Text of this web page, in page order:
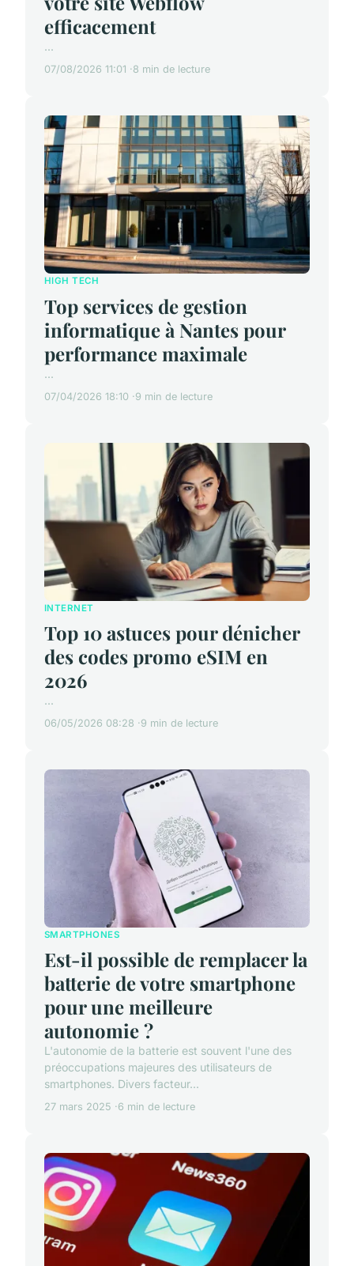
efficacement
...
07/08/2026 11:01 8 min de lecture
HIGH TECH
Top services de gestion
informatique à Nantes pour
performance maximale
...
07/04/2026 18:10 9 min de lecture
INTERNET
Top 10 astuces pour dénicher
des codes promo eSIM en
2026
...
06/05/2026 08:28 9 min de lecture
SMARTPHONES
Est-il possible de remplacer la
batterie de votre smartphone
pour une meilleure
autonomie ?
L'autonomie de la batterie est souvent l'une des
préoccupations majeures des utilisateurs de
smartphones. Divers facteur...
27 mars 2025 6 min de lecture